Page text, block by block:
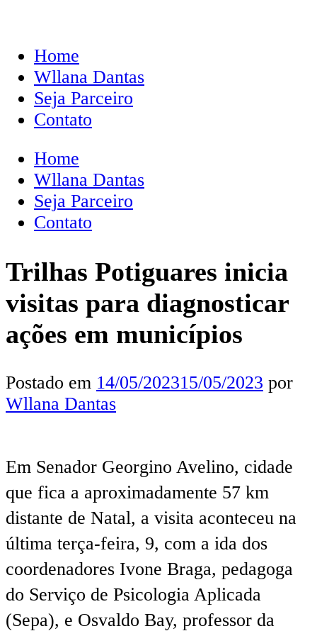
Home
Wllana Dantas
Seja Parceiro
Contato
Home
Wllana Dantas
Seja Parceiro
Contato
Trilhas Potiguares inicia
visitas para diagnosticar
ações em municípios
Postado em 14/05/202315/05/2023 por
Wllana Dantas
Em Senador Georgino Avelino, cidade
que fica a aproximadamente 57 km
distante de Natal, a visita aconteceu na
última terça-feira, 9, com a ida dos
coordenadores Ivone Braga, pedagoga
do Serviço de Psicologia Aplicada
(Sepa), e Osvaldo Bay, professor da